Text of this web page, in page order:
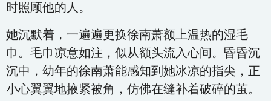
时照顾他的人。
她沉默着，一遍遍更换徐南萧额上温热的湿毛
巾。毛巾凉意如注，似从额头流入心间。昏昏沉
沉中，幼年的徐南萧能感知到她冰凉的指尖，正
小心翼翼地掖紧被角，仿佛在缝补着破碎的茧。